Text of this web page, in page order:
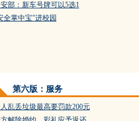
部：新车号牌可以5选1
全掌中宝”进校园
第六版：服务
乱丢垃圾最高要罚款200元